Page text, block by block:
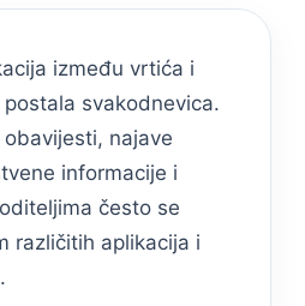
između vrtića i
svakodnevica.
najave
informacije i
često se
različitih aplikacija i